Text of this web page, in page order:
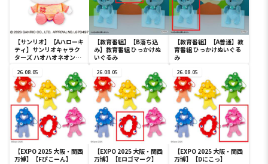
【サンリオ】【Aハローキ
ティ】サンリオキャラク
ターズ ハオハオネオンタ
【教育番組】【B落ち込
み】教育番組 ひっかけぬ
いぐるみ
【教育番組】【A普通】教
育番組 ひっかけぬいぐる
み
26.08.05
【EXPO 2025 大阪・関西
万博】【Fぴこーん】
26.08.05
【EXPO 2025 大阪・関西
万博】【Eロゴマーク】
26.08.05
【EXPO 2025 大阪・関西
万博】【Dにこっ】